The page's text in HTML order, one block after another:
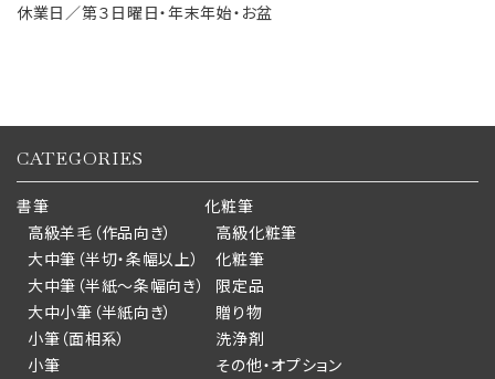
休業日／第３日曜日・年末年始・お盆
CATEGORIES
書筆
高級羊毛（作品向き）
大中筆（半切・条幅以上）
大中筆（半紙～条幅向き）
大中小筆（半紙向き）
小筆（面相系）
小筆
化粧筆
高級化粧筆
化粧筆
限定品
贈り物
洗浄剤
その他・オプション